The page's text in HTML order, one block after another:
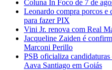
Coluna In Foco de 7 de
Leonardo compra porcos e
para fazer PIX
Vini Jr. renova com Real
Jacqueline Zaiden é
Marconi Perillo
PSB oficializa
Aava Santiago em Goiás